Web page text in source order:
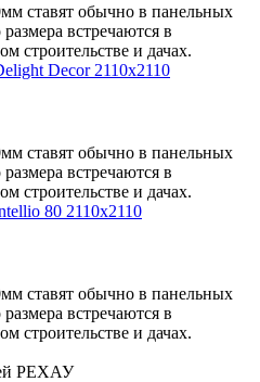
ставят обычно в панельных
встречаются в
строительстве и дачах.
Decor 2110x2110
ставят обычно в панельных
встречаются в
строительстве и дачах.
80 2110x2110
ставят обычно в панельных
встречаются в
строительстве и дачах.
РЕХАУ